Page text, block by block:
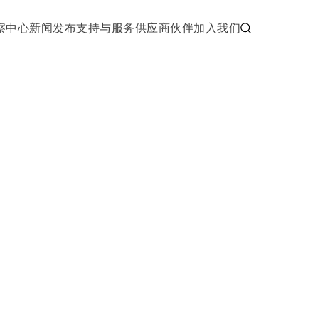
中心新闻发布支持与服务供应商伙伴加入我们